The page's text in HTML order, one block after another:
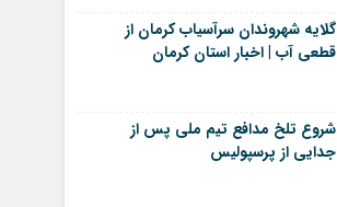
گلایه شهروندان سرآسیاب کرمان از
قطعی آب | اخبار استان کرمان
شروع تلخ مدافع تیم ملی پس از
جدایی از پرسپولیس